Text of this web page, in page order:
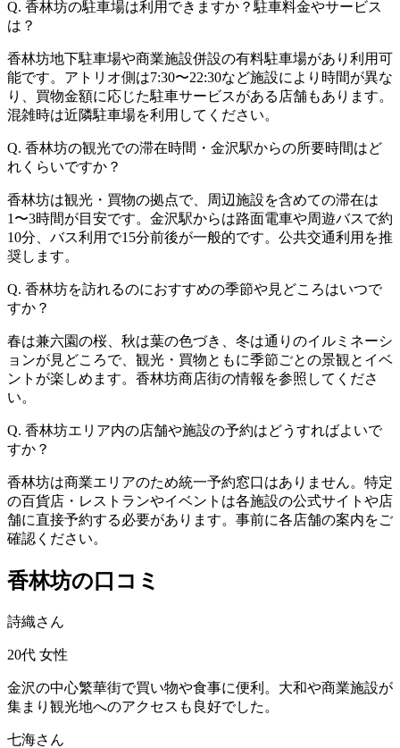
Q. 香林坊の駐車場は利用できますか？駐車料金やサービス
は？
香林坊地下駐車場や商業施設併設の有料駐車場があり利用可
能です。アトリオ側は7:30〜22:30など施設により時間が異な
り、買物金額に応じた駐車サービスがある店舗もあります。
混雑時は近隣駐車場を利用してください。
Q. 香林坊の観光での滞在時間・金沢駅からの所要時間はど
れくらいですか？
香林坊は観光・買物の拠点で、周辺施設を含めての滞在は
1〜3時間が目安です。金沢駅からは路面電車や周遊バスで約
10分、バス利用で15分前後が一般的です。公共交通利用を推
奨します。
Q. 香林坊を訪れるのにおすすめの季節や見どころはいつで
すか？
春は兼六園の桜、秋は葉の色づき、冬は通りのイルミネーシ
ョンが見どころで、観光・買物ともに季節ごとの景観とイベ
ントが楽しめます。香林坊商店街の情報を参照してくださ
い。
Q. 香林坊エリア内の店舗や施設の予約はどうすればよいで
すか？
香林坊は商業エリアのため統一予約窓口はありません。特定
の百貨店・レストランやイベントは各施設の公式サイトや店
舗に直接予約する必要があります。事前に各店舗の案内をご
確認ください。
香林坊の口コミ
詩織さん
20代 女性
金沢の中心繁華街で買い物や食事に便利。大和や商業施設が
集まり観光地へのアクセスも良好でした。
七海さん